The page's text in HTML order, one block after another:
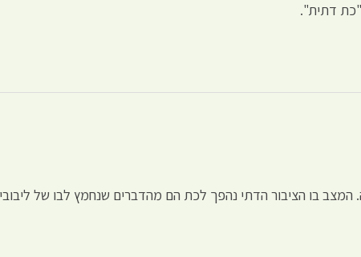
"כת דתית".
המצב בו הציבור הדתי נהפך לכת הם מהדברים שנחמץ לבו של